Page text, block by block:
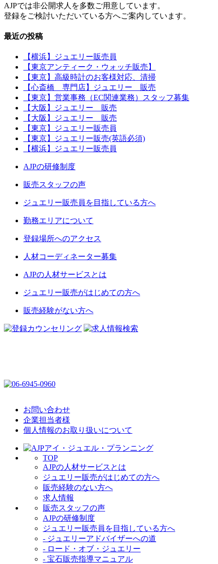
AJPでは非公開求人を多数ご用意しています。
登録をご検討いただいている方へご案内しています。
最近の投稿
【横浜】ジュエリー販売員
【東京アンティーク・ウォッチ販売】
【東京】高級時計のお客様対応、清掃
【心斎橋 専門店】ジュエリー 販売
【東京】営業事務（EC関連業務）スタッフ募集
【大阪】ジュエリー 販売
【大阪】ジュエリー 販売
【東京】ジュエリー販売員
【東京】ジュエリー販売(英語必須)
【横浜】ジュエリー販売員
AJPの研修制度
販売スタッフの声
ジュエリー販売員を目指している方へ
勤務エリアについて
登録場所へのアクセス
人材コーディネーター募集
AJPの人材サービスとは
ジュエリー販売がはじめての方へ
販売経験がない方へ
お問い合わせ
企業担当者様
個人情報のお取り扱いについて
TOP
AJPの人材サービスとは
ジュエリー販売がはじめての方へ
販売経験のない方へ
求人情報
販売スタッフの声
AJPの研修制度
ジュエリー販売員を目指している方へ
- ジュエリーアドバイザーへの道
- ロード・オブ・ジュエリー
- 宝石販売指導マニュアル